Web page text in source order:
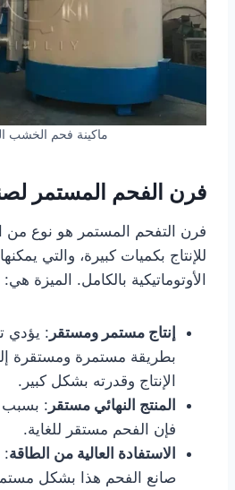
ماكينة فحم الخشب
فرن الفحم المستمر
فرن التفحم المستمر هو نوع من
للإنتاج بكميات كبيرة، والتي
الأوتوماتيكية بالكامل. الميزة هي:
إنتاج مستمر ومستقر : يؤدي
بطريقة مستمرة ومستقرة
الإنتاج وقدرته بشكل كبير.
المنتج النهائي مستقر : بسبب
فإن الفحم مستقر للغاية.
الاستفادة العالية من الطاقة:
صانع الفحم هذا بشكل